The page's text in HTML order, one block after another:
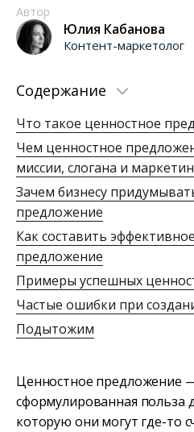
Автор
Юлия Кабанова
Контент-маркетолог
Содержание
Что такое ценностное
Чем ценностное
миссии, слогана и
Зачем бизнесу
предложение
Как составить
предложение
Примеры успешных
Частые ошибки при
Подытожим
Ценностное предложение
сформулированная польза
которую они могут где-то